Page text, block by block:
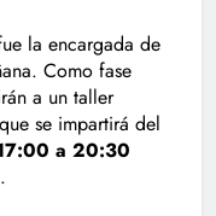
la encargada de
Como fase
a un taller
se impartirá del
a 20:30
.